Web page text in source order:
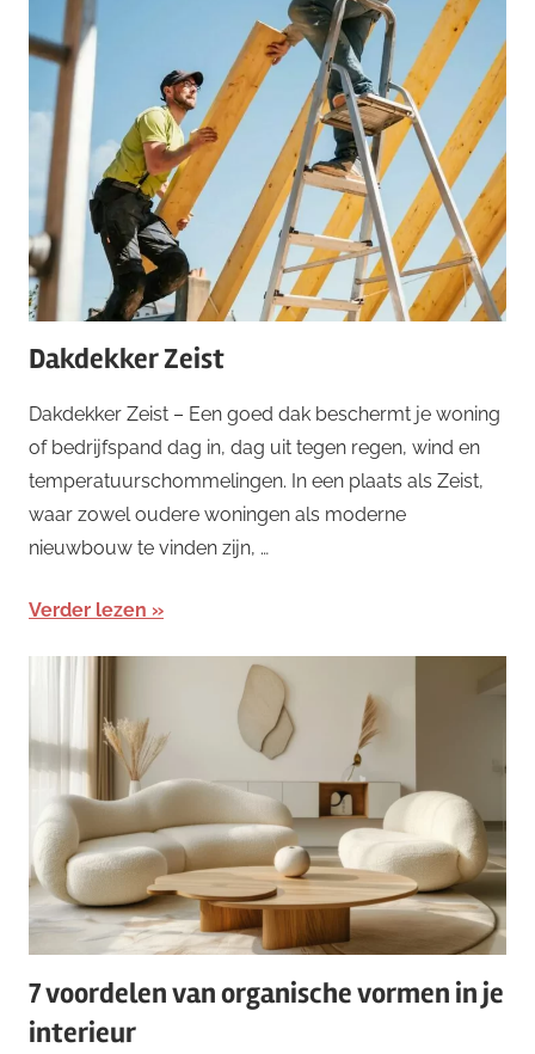
Dakdekker Zeist
Dakdekker Zeist – Een goed dak beschermt je woning
of bedrijfspand dag in, dag uit tegen regen, wind en
temperatuurschommelingen. In een plaats als Zeist,
waar zowel oudere woningen als moderne
nieuwbouw te vinden zijn, …
Verder lezen
7 voordelen van organische vormen in je
interieur